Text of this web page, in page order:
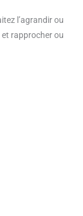
l’agrandir ou
et rapprocher ou